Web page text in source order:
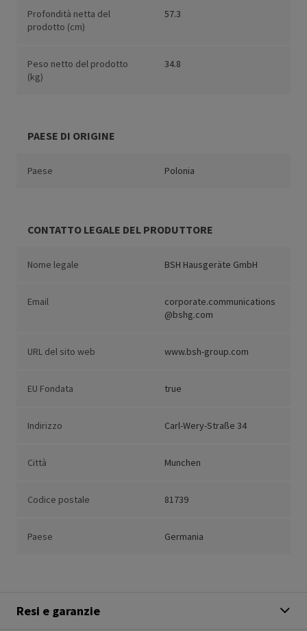
Profondità netta del
prodotto (cm)
57.3
Peso netto del prodotto
(kg)
34.8
PAESE DI ORIGINE
Paese Polonia
CONTATTO LEGALE DEL PRODUTTORE
Nome legale BSH Hausgeräte GmbH
Email
corporate.communications
@bshg.com
URL del sito web www.bsh-group.com
EU Fondata true
Indirizzo Carl-Wery-Straße 34
Città Munchen
Codice postale 81739
Paese Germania
Resi e garanzie